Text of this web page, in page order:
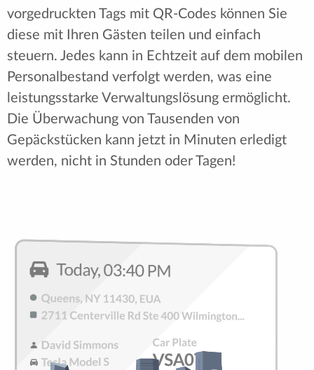
vorgedruckten Tags mit QR-Codes können Sie
diese mit Ihren Gästen teilen und einfach
steuern. Jedes kann in Echtzeit auf dem mobilen
Personalbestand verfolgt werden, was eine
leistungsstarke Verwaltungslösung ermöglicht.
Die Überwachung von Tausenden von
Gepäckstücken kann jetzt in Minuten erledigt
werden, nicht in Stunden oder Tagen!